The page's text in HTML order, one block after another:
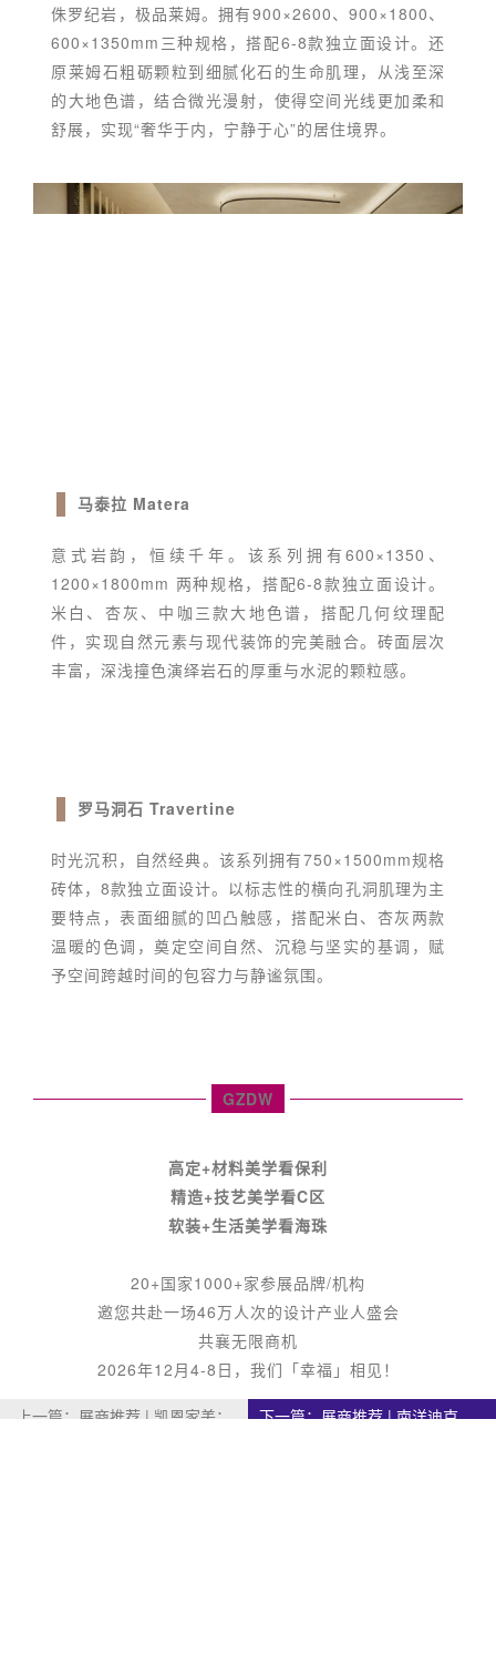
侏罗纪岩，极品莱姆。拥有900×2600、900×1800、
600×1350mm三种规格，搭配6-8款独立面设计。还
原莱姆石粗砺颗粒到细腻化石的生命肌理，从浅至深
的大地色谱，结合微光漫射，使得空间光线更加柔和
舒展，实现“奢华于内，宁静于心”的居住境界。
马泰拉 Matera
意式岩韵，恒续千年。该系列拥有600×1350、
1200×1800mm 两种规格，搭配6-8款独立面设计。
米白、杏灰、中咖三款大地色谱，搭配几何纹理配
件，实现自然元素与现代装饰的完美融合。砖面层次
丰富，深浅撞色演绎岩石的厚重与水泥的颗粒感。
罗马洞石 Travertine
时光沉积，自然经典。该系列拥有750×1500mm规格
砖体，8款独立面设计。以标志性的横向孔洞肌理为主
要特点，表面细腻的凹凸触感，搭配米白、杏灰两款
温暖的色调，奠定空间自然、沉稳与坚实的基调，赋
予空间跨越时间的包容力与静谧氛围。
GZDW
高定+材料美学看保利
精造+技艺美学看C区
软装+生活美学看海珠
20+国家1000+家参展品牌/机构
邀您共赴一场46万人次的设计产业人盛会
共襄无限商机
2026年12月4-8日，我们「幸福」相见！
上一篇： 展商推荐 | 凯恩家美：
下一篇：展商推荐 | 南洋迪克